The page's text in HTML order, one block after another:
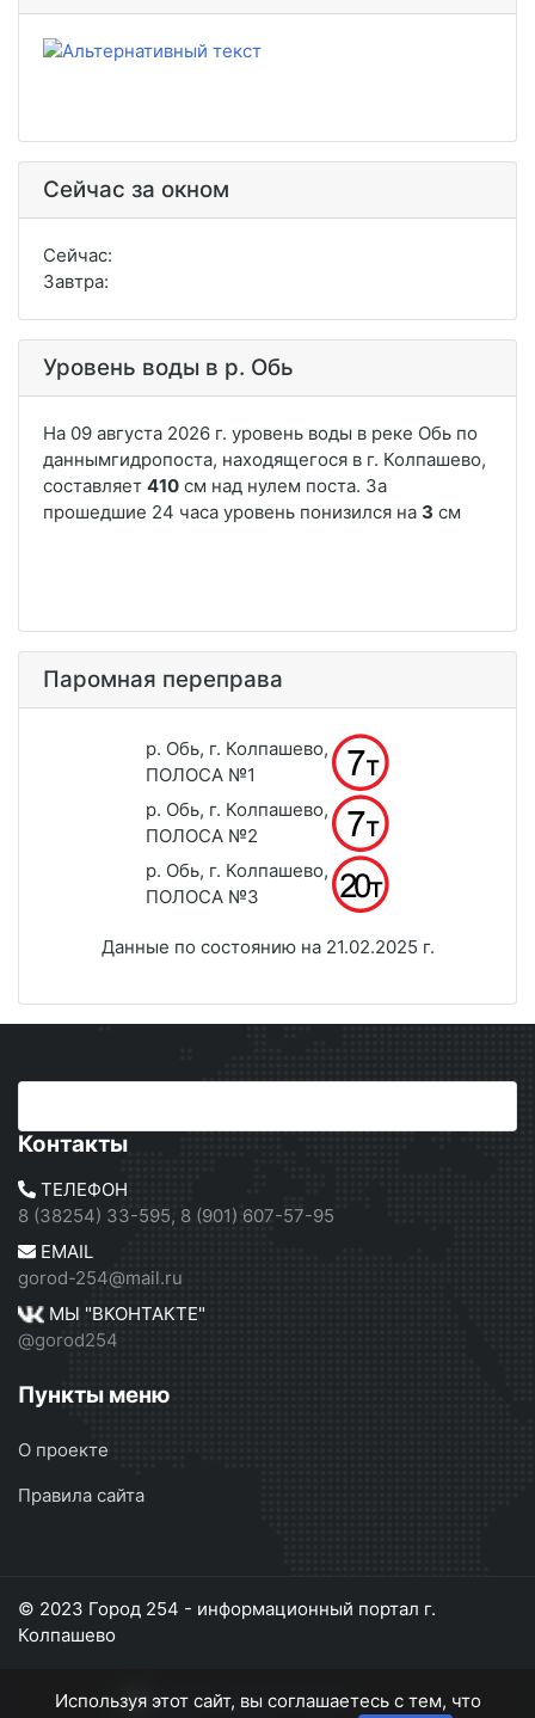
Сейчас за окном
Сейчас:
Завтра:
Уровень воды в р. Обь
Паромная переправа
р. Обь, г. Колпашево,
ПОЛОСА №1
р. Обь, г. Колпашево,
ПОЛОСА №2
р. Обь, г. Колпашево,
ПОЛОСА №3
Данные по состоянию на 21.02.2025 г.
Контакты
ТЕЛЕФОН
8 (38254) 33-595, 8 (901) 607-57-95
EMAIL
gorod-254@mail.ru
МЫ "ВКОНТАКТЕ"
@gorod254
Пункты меню
О проекте
Правила сайта
© 2023 Город 254 - информационный портал г.
Колпашево
Используя этот сайт, вы соглашаетесь с тем, что